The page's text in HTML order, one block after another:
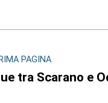
PAGINA
tra Scarano e